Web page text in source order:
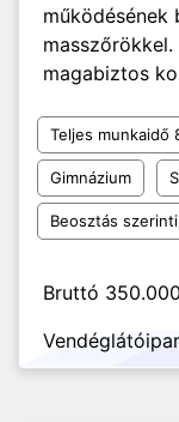
működésének
masszőrökkel.
magabiztos
Teljes munkaidő
Gimnázium
Beosztás szerinti
Bruttó
Vendéglátóipar